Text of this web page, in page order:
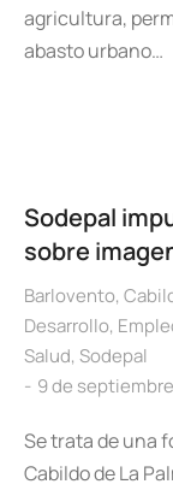
agricultura,
abasto urbano…
Sodepal
sobre
Barlovento,
Desarrollo,
Salud, Sodepal
9 de
Se trata de una
Cabildo de La